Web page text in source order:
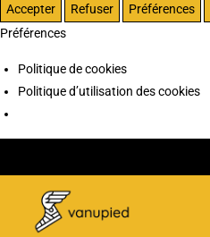
Accepter Refuser Préférences
Préférences
Politique de cookies
Politique d’utilisation des cookies